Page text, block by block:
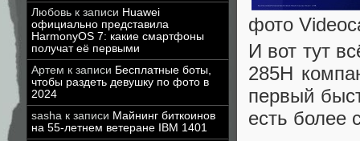
Любовь к записи Huawei
официально представила
HarmonyOS 7: какие смартфоны
получат её первыми
Артем к записи Бесплатные боты,
чтобы раздеть девушку по фото в
2024
sasha к записи Майнинг биткоинов
на 55-летнем ветеране IBM 1401
фото
И вот тут
285H
первый
есть более